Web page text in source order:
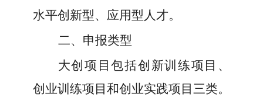
水平创新型、应用型人才。
二、申报类型
大创项目包括创新训练项目、
创业训练项目和创业实践项目三类。